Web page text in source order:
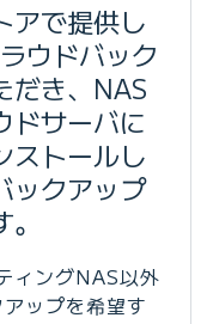
アで提供し
ウドバック
だき、NAS
ドサーバに
ストールし
ックアップ
ィングNAS以外
ップを希望す